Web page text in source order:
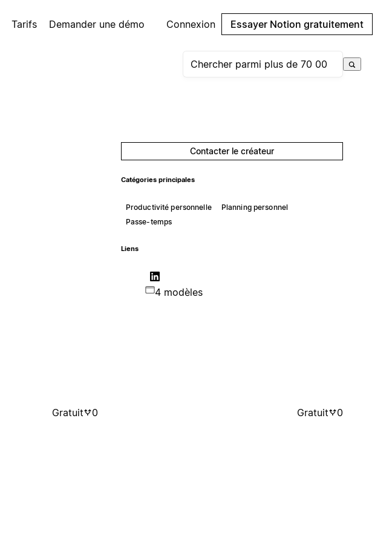
Tarifs Demander une démo Connexion Essayer Notion gratuitement
Contacter le créateur
Catégories principales
Productivité personnelle
Planning personnel
Passe-temps
Liens
4 modèles
Gratuit 0 Gratuit 0